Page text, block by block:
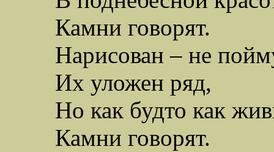
Камни говорят.
Нарисован – не
Их уложен ряд,
Но как будто как
Камни говорят.